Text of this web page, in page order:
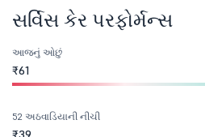
સર્વિસ કેર પરફોર્મન્સ
આજનું ઓછું
₹61
52 અઠવાડિયાની નીચી